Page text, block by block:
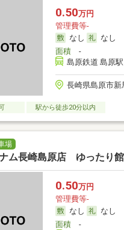
0.50万円
管理費等-
なし
なし
面積-
島原鉄道 島原
長崎県島原市新
駅から徒歩20分以内
場
ム長崎島原店 ゆったり館
0.50万円
管理費等-
なし
なし
面積-